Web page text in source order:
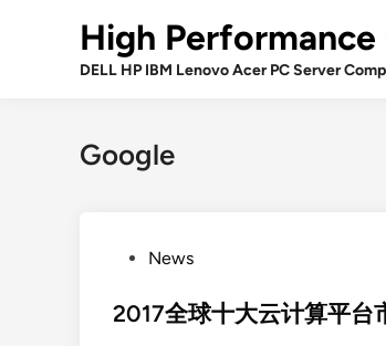
High
DELL HP IBM Lenovo Acer PC Server
Google
s
News
2017全球十大云计算平台